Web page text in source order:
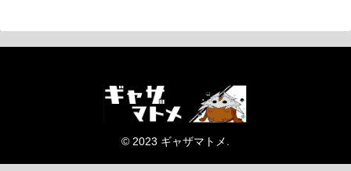
© 2023 ギャザマトメ.